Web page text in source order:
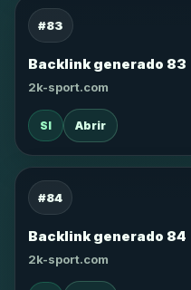
#83
Backlink generado 83
2k-sport.com
SI Abrir
#84
Backlink generado 84
2k-sport.com